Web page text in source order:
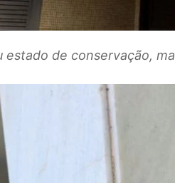
estado de conservação,